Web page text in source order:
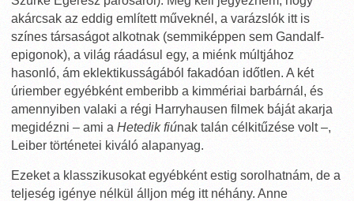
akárcsak az eddig említett műveknél, a varázslók itt is
színes társaságot alkotnak (semmiképpen sem Gandalf-
epigonok), a világ ráadásul egy, a miénk múltjához
hasonló, ám eklektikusságából fakadóan időtlen. A két
úriember egyébként emberibb a kimmériai barbárnál, és
amennyiben valaki a régi Harryhausen filmek báját akarja
megidézni – ami a Hetedik fiúnak talán célkitűzése volt –,
Leiber történetei kiváló alapanyag.
Ezeket a klasszikusokat egyébként estig sorolhatnám, de a
teljeség igénye nélkül álljon még itt néhány. Anne